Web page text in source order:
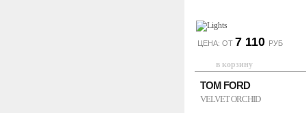
ЦЕНА: ОТ 7 110 РУБ
TOM FORD
VELVET ORCHID